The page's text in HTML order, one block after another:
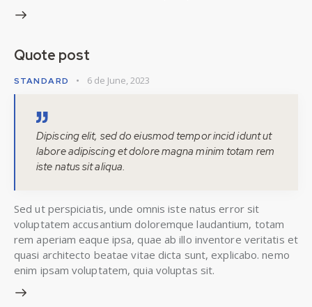
Quote post
STANDARD 6 de June, 2023
Dipiscing elit, sed do eiusmod tempor incid idunt ut
labore adipiscing et dolore magna minim totam rem
iste natus sit aliqua.
Sed ut perspiciatis, unde omnis iste natus error sit
voluptatem accusantium doloremque laudantium, totam
rem aperiam eaque ipsa, quae ab illo inventore veritatis et
quasi architecto beatae vitae dicta sunt, explicabo. nemo
enim ipsam voluptatem, quia voluptas sit.